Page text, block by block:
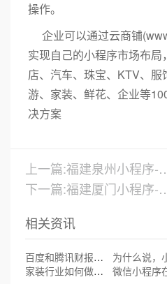
操作。
企业可以通过云商铺
实现自己的小程序市场布
店、汽车、珠宝、KTV、服
游、家装、鲜花、企业等
决方案
上一篇:福建泉州小程
下一篇:福建厦门小
相关资讯
百度和腾讯财报背后的故事：移动互联网老去，小程序互联网已至
家装行业如何做小程序获得更多流量_厦门小程序开发